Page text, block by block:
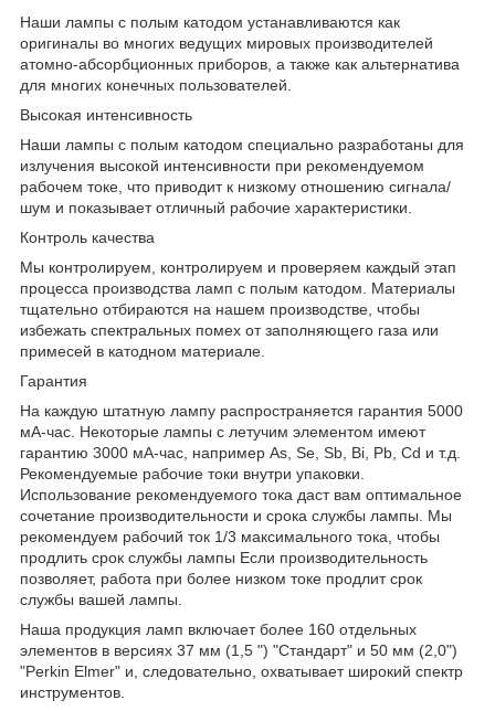
Наши лампы с полым катодом устанавливаются как
оригиналы во многих ведущих мировых производителей
атомно-абсорбционных приборов, а также как альтернатива
для многих конечных пользователей.
Высокая интенсивность
Наши лампы с полым катодом специально разработаны для
излучения высокой интенсивности при рекомендуемом
рабочем токе, что приводит к низкому отношению сигнала/
шум и показывает отличный рабочие характеристики.
Контроль качества
Мы контролируем, контролируем и проверяем каждый этап
процесса производства ламп с полым катодом. Материалы
тщательно отбираются на нашем производстве, чтобы
избежать спектральных помех от заполняющего газа или
примесей в катодном материале.
Гарантия
На каждую штатную лампу распространяется гарантия 5000
мА-час. Некоторые лампы с летучим элементом имеют
гарантию 3000 мА-час, например As, Se, Sb, Bi, Pb, Cd и т.д.
Рекомендуемые рабочие токи внутри упаковки.
Использование рекомендуемого тока даст вам оптимальное
сочетание производительности и срока службы лампы. Мы
рекомендуем рабочий ток 1/3 максимального тока, чтобы
продлить срок службы лампы Если производительность
позволяет, работа при более низком токе продлит срок
службы вашей лампы.
Наша продукция ламп включает более 160 отдельных
элементов в версиях 37 мм (1,5 ") "Стандарт" и 50 мм (2,0")
"Perkin Elmer" и, следовательно, охватывает широкий спектр
инструментов.